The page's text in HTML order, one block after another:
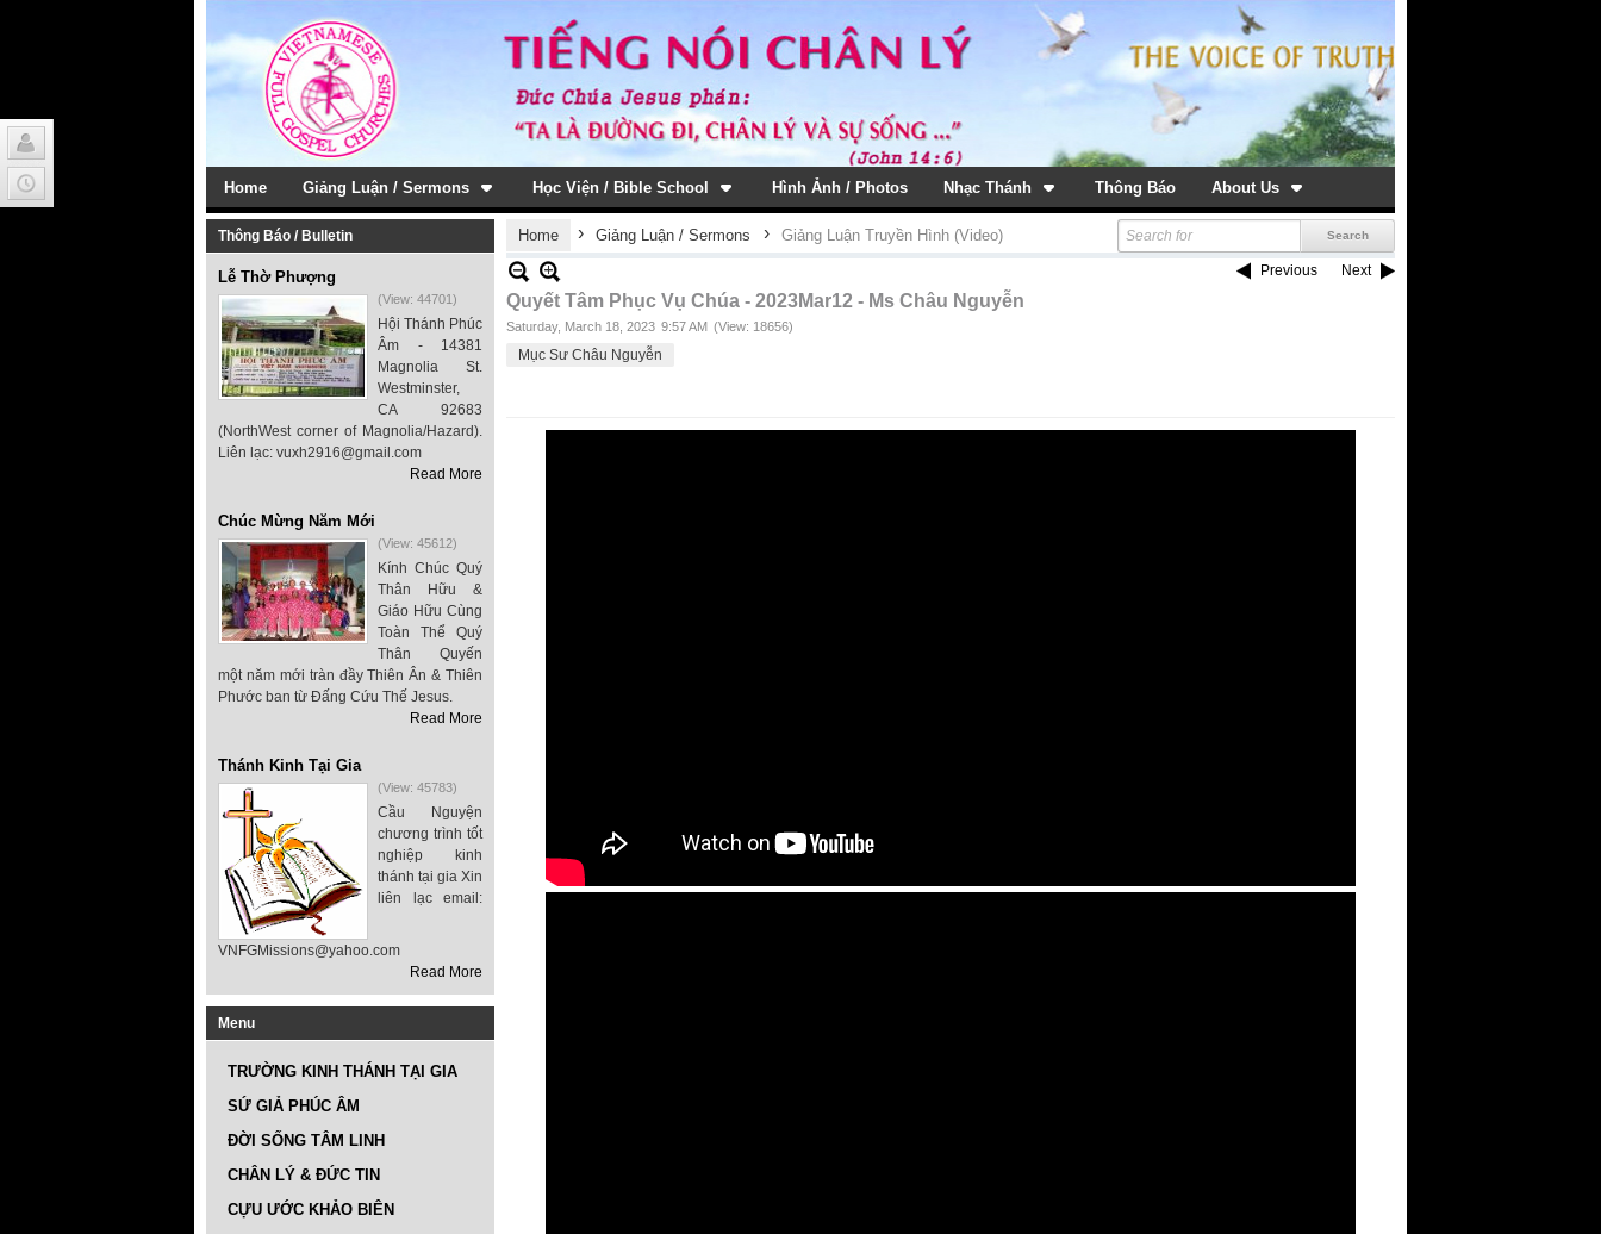
Home Giảng Luận / Sermons Học Viện / Bible School Hình Ảnh / Photos Nhạc Thánh Thông Báo About Us
Thông Báo / Bulletin
Lễ Thờ Phượng
(View: 44701)
Hội Thánh Phúc
Âm - 14381
Magnolia St.
Westminster,
CA 92683
(NorthWest corner of Magnolia/Hazard).
Liên lạc: vuxh2916@gmail.com
Read More
Chúc Mừng Năm Mới
(View: 45612)
Kính Chúc Quý
Thân Hữu &
Giáo Hữu Cùng
Toàn Thể Quý
Thân Quyến
một năm mới tràn đầy Thiên Ân & Thiên
Phước ban từ Đấng Cứu Thế Jesus.
Read More
Thánh Kinh Tại Gia
(View: 45783)
Cầu Nguyện
chương trình tốt
nghiệp kinh
thánh tại gia Xin
liên lạc email:
VNFGMissions@yahoo.com
Read More
Menu
TRƯỜNG KINH THÁNH TẠI GIA
SỨ GIẢ PHÚC ÂM
ĐỜI SỐNG TÂM LINH
CHÂN LÝ & ĐỨC TIN
CỰU ƯỚC KHẢO BIÊN
Home › Giảng Luận / Sermons › Giảng Luận Truyền Hình (Video)
Previous Next
Quyết Tâm Phục Vụ Chúa - 2023Mar12 - Ms Châu Nguyễn
Saturday, March 18, 2023 9:57 AM (View: 18656)
Mục Sư Châu Nguyễn